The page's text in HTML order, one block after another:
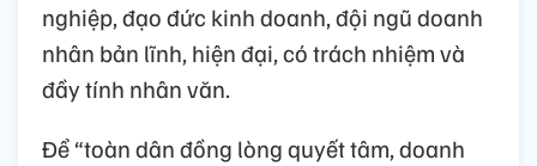
nghiệp, đạo đức kinh doanh, đội ngũ doanh
nhân bản lĩnh, hiện đại, có trách nhiệm và
đầy tính nhân văn.
Để “toàn dân đồng lòng quyết tâm, doanh